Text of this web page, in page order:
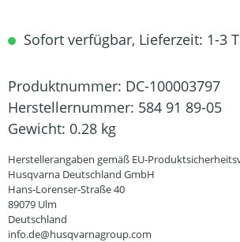
Sofort verfügbar, Lieferzeit: 1-3
Produktnummer: DC-100003797
Herstellernummer: 584 91 89-05
Gewicht: 0.28 kg
Herstellerangaben gemäß EU-
Husqvarna Deutschland GmbH
Hans-Lorenser-Straße 40
89079 Ulm
Deutschland
info.de@husqvarnagroup.com